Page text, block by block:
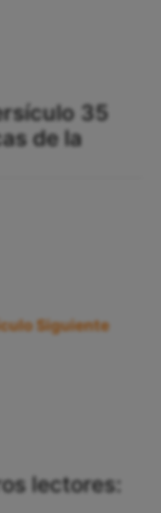
35
de la
Siguiente
lectores: